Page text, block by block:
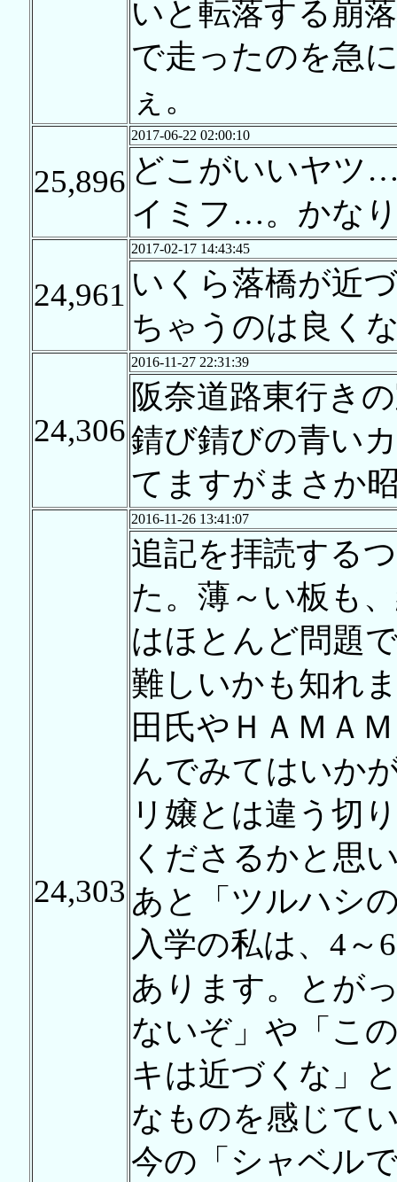
いと転落する崩
で走ったのを急
ぇ。
25,896
2017-06-22 02:00:10
どこがいいヤツ
イミフ…。かな
24,961
2017-02-17 14:43:45
いくら落橋が近
ちゃうのは良く
24,306
2016-11-27 22:31:39
阪奈道路東行き
錆び錆びの青い
てますがまさか
24,303
2016-11-26 13:41:07
追記を拝読する
た。薄～い板も
はほとんど問題
難しいかも知れ
田氏やＨＡＭＡ
んでみてはいか
リ嬢とは違う切
くださるかと思
あと「ツルハシ
入学の私は、4～
あります。とが
ないぞ」や「こ
キは近づくな」
なものを感じて
今の「シャベル